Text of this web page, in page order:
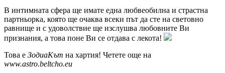
В интимната сфера ще имате една любвеобилна и страстна
партньорка, която ще очаква всеки път да сте на световно
равнище и с удоволствие ще изслушва любовните Ви
признания, а това поне Ви се отдава с лекота!
Това е ЗодиаКът на хартия! Четете още на
www.astro.beltcho.eu